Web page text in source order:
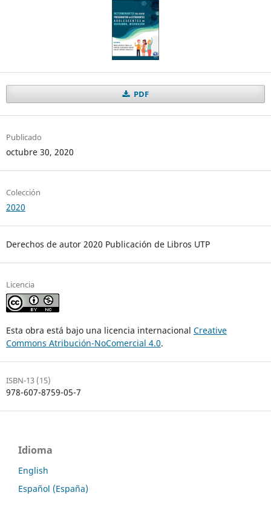
PDF
Publicado
octubre 30, 2020
Colección
2020
Derechos de autor 2020 Publicación de Libros UTP
Licencia
Esta obra está bajo una licencia internacional Creative
Commons Atribución-NoComercial 4.0.
ISBN-13 (15)
978-607-8759-05-7
Idioma
English
Español (España)